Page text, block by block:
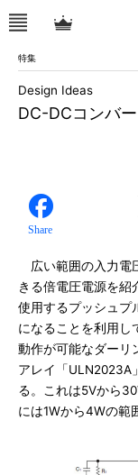
特集
DC-DCコンバ
Design Ideas
Share
広い範囲の入力電
きる倍電圧電源を紹
使用するプッシュプ
になることを利用し
動作が可能なダーリ
アレイ「ULN2023A
る。これは5Vから
には1Wから4Wの範